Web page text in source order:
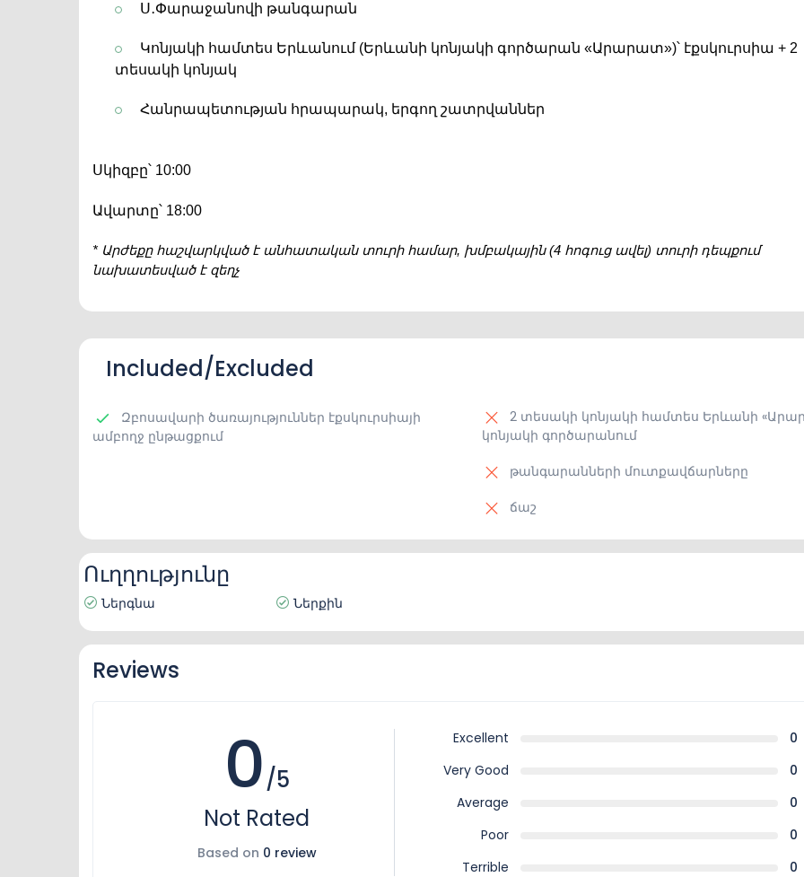
Ս․Փարաջանովի թանգարան
Կոնյակի համտես Երևանում (Երևանի կոնյակի գործարան «Արարատ»)՝ էքսկուրսիա + 2
տեսակի կոնյակ
Հանրապետության հրապարակ, երգող շատրվաններ
Սկիզբը՝ 10:00
Ավարտը՝ 18:00
* Արժեքը հաշվարկված է անհատական ​​տուրի համար, խմբակային (4 հոգուց ավել) տուրի դեպքում
նախատեսված է զեղչ
Included/Excluded
Զբոսավարի ծառայություններ էքսկուրսիայի
ամբողջ ընթացքում
2 տեսակի կոնյակի համտես Երևանի
կոնյակի գործարանում
թանգարանների մուտքավճարները
ճաշ
Ուղղությունը
Ներգնա Ներքին
Reviews
0/5
Not Rated
Based on 0 review
Excellent
0
Very Good
0
Average
0
Poor
0
Terrible
0